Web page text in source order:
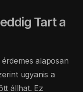
Tart a
alaposan
ugyanis a
állhat. Ez